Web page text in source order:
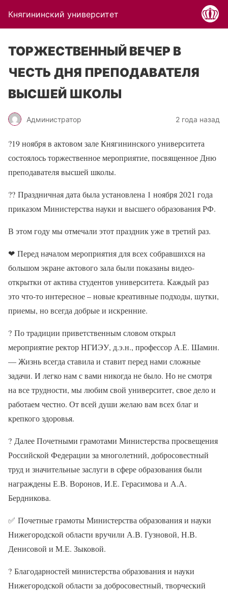
Княгининский университет
ТОРЖЕСТВЕННЫЙ ВЕЧЕР В
ЧЕСТЬ ДНЯ ПРЕПОДАВАТЕЛЯ
ВЫСШЕЙ ШКОЛЫ
Администратор 2 года назад
?19 ноября в актовом зале Княгининского университета
состоялось торжественное мероприятие, посвященное Дню
преподавателя высшей школы.
?? Праздничная дата была установлена 1 ноября 2021 года
приказом Министерства науки и высшего образования РФ.
В этом году мы отмечали этот праздник уже в третий раз.
❤ Перед началом мероприятия для всех собравшихся на
большом экране актового зала были показаны видео-
открытки от актива студентов университета. Каждый раз
это что-то интересное – новые креативные подходы, шутки,
приемы, но всегда добрые и искренние.
? По традиции приветственным словом открыл
мероприятие ректор НГИЭУ, д.э.н., профессор А.Е. Шамин.
— Жизнь всегда ставила и ставит перед нами сложные
задачи. И легко нам с вами никогда не было. Но не смотря
на все трудности, мы любим свой университет, свое дело и
работаем честно. От всей души желаю вам всех благ и
крепкого здоровья.
? Далее Почетными грамотами Министерства просвещения
Российской Федерации за многолетний, добросовестный
труд и значительные заслуги в сфере образования были
награждены Е.В. Воронов, И.Е. Герасимова и А.А.
Бердникова.
✅ Почетные грамоты Министерства образования и науки
Нижегородской области вручили А.В. Гузновой, Н.В.
Денисовой и М.Е. Зыковой.
? Благодарностей министерства образования и науки
Нижегородской области за добросовестный, творческий